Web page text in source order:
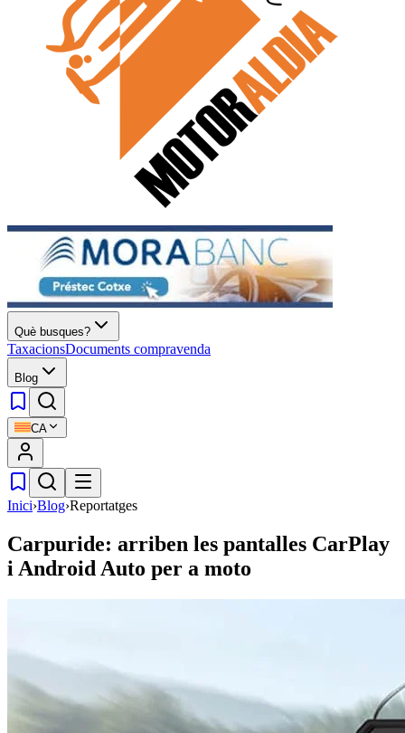
Què busques?
TaxacionsDocuments compravenda
Blog
CA
Inici›Blog›Reportatges
Carpuride: arriben les pantalles CarPlay
i Android Auto per a moto